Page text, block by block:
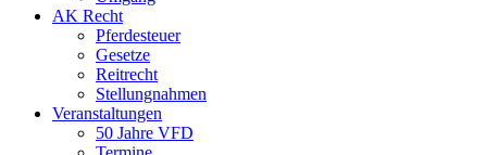
AK Recht
Pferdesteuer
Gesetze
Reitrecht
Stellungnahmen
Veranstaltungen
50 Jahre VFD